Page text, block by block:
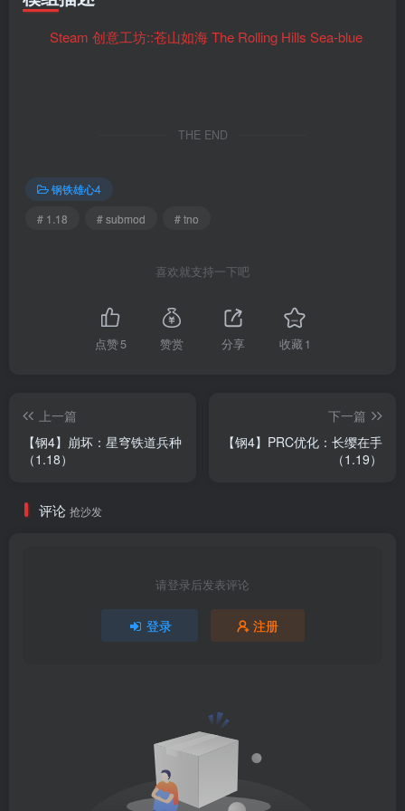
Steam 创意工坊::苍山如海 The Rolling Hills Sea-blue
THE END
钢铁雄心4
# 1.18
# submod # tno
喜欢就支持一下吧
点赞5 赞赏 分享 收藏 1
上一篇
【钢4】崩坏：星穹铁道兵种
（1.18）
下一篇
【钢4】PRC优化：长缨在手
（1.19）
评论 抢沙发
请登录后发表评论
登录 注册